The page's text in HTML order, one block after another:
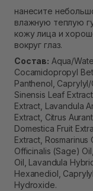
нанесите
влажную теплую
кожу лица и
вокруг глаз.
Состав: Aqua/
Cocamidopropyl
Panthenol,
Sinensis Leaf
Extract, Lavandula
Extract, Citrus
Domestica Fruit
Extract,
Officinalis (Sage)
Oil, Lavandula
Hexanediol,
Hydroxide.